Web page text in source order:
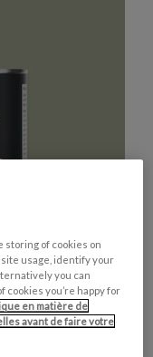
storing of cookies on
usage, identify your
you can
cookies you’re happy for
en matière de
avant de faire votre